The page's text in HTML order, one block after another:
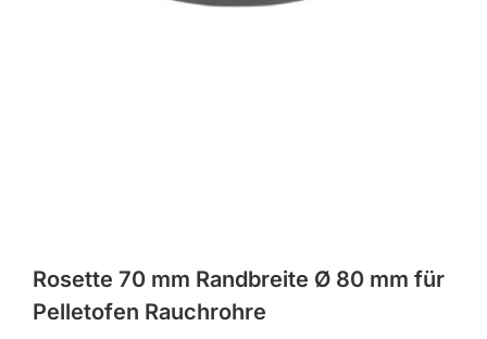
Rosette 70 mm Randbreite Ø 80 mm für
Pelletofen Rauchrohre